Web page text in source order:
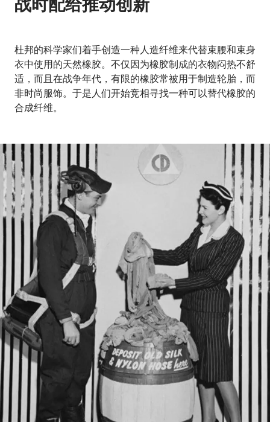
杜邦的科学家们着手创造一种人造纤维来代替束腰和束身
衣中使用的天然橡胶。不仅因为橡胶制成的衣物闷热不舒
适，而且在战争年代，有限的橡胶常被用于制造轮胎，而
非时尚服饰。于是人们开始竞相寻找一种可以替代橡胶的
合成纤维。